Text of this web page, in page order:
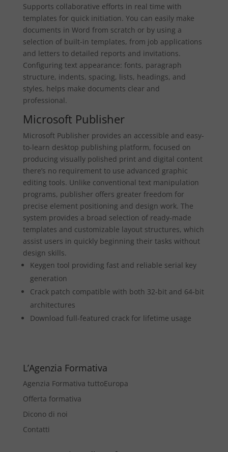
Supports collaborative efforts in real time with
templates for quick initiation. You can easily make
documents in Word from scratch or by using a
selection of built-in templates, from job applications
and letters to detailed reports and invitations.
Configuring text appearance: fonts, paragraph
structure, indents, spacing, lists, headings, and
styles, helps make documents clear and
professional.
Microsoft Publisher
Microsoft Publisher provides an accessible and easy-
to-learn desktop publishing platform, focused on
producing visually polished print and digital content
there’s no requirement to use advanced graphic
editing tools. Unlike conventional text manipulation
programs, publisher offers greater freedom for
precise element positioning and design work. The
system provides a broad selection of ready-made
templates and customizable layout structures, which
assist users in quickly beginning their tasks without
design skills.
Keygen tool providing fast and reliable serial key
generation
Crack patch compatible with both 32-bit and 64-bit
architectures
Download full-featured crack for lifetime usage
L’Agenzia Formativa
Agenzia Formativa tuttoEuropa
Offerta formativa
Dicono di noi
Contatti